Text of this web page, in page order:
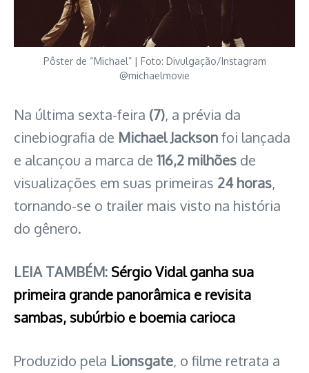
Pôster de “Michael” | Foto: Divulgação/Instagram
@michaelmovie
Na última sexta-feira (7), a prévia da
cinebiografia de Michael Jacksonfoi lançada
e alcançou a marca de 116,2 milhões de
visualizações em suas primeiras 24 horas,
tornando-se o trailer mais visto na história
do gênero.
LEIA TAMBÉM: Sérgio Vidal ganha sua
primeira grande panorâmica e revisita
sambas, subúrbio e boemia carioca
Produzido pela Lionsgate, o filme retrata a